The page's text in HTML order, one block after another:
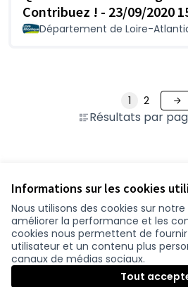
Informations sur les cookies
Nous utilisons des cookies sur
améliorer la performance et les
cookies nous permettent de
utilisateur et un contenu plus
canaux de médias sociaux.
Tout
Contribuez ! - 23/09/2020
Département de Loire-
Résultats par
1 2
Conditions d'utilisation
Paramètres des cookies
participer.loire-atlantique.fr sur
(Nouvelle fenêtre)
participer.loire-atlantique.fr
(Nouvelle fenêtre)
participer.loire-
(Nouvelle fenêtre)